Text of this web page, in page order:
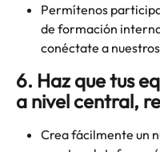
Permítenos
de formación
conéctate a
6. Haz que tus
a nivel central,
Crea fácilmente un